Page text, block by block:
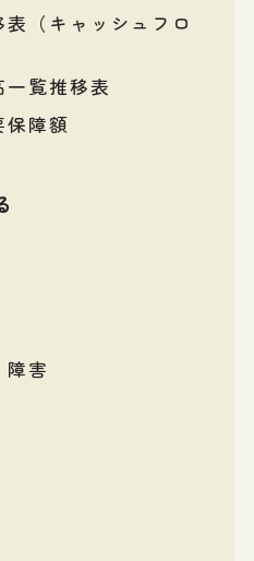
（キャッシュフロ
覧推移表
保障額
障害